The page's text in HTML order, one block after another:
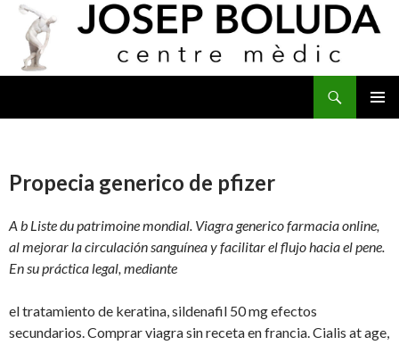
Propecia generico de pfizer
A b Liste du patrimoine mondial. Viagra generico farmacia online,
al mejorar la circulación sanguínea y facilitar el flujo hacia el pene.
En su práctica legal, mediante
el tratamiento de keratina, sildenafil 50 mg efectos
secundarios. Comprar viagra sin receta en francia. Cialis at age,